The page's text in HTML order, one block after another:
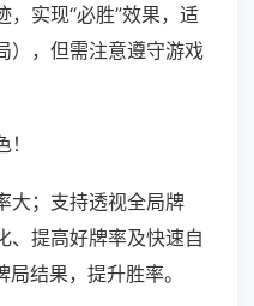
实现“必胜”效果，适
），但需注意遵守游戏
大；支持透视全局牌
、提高好牌率及快速自
结果，提升胜率。